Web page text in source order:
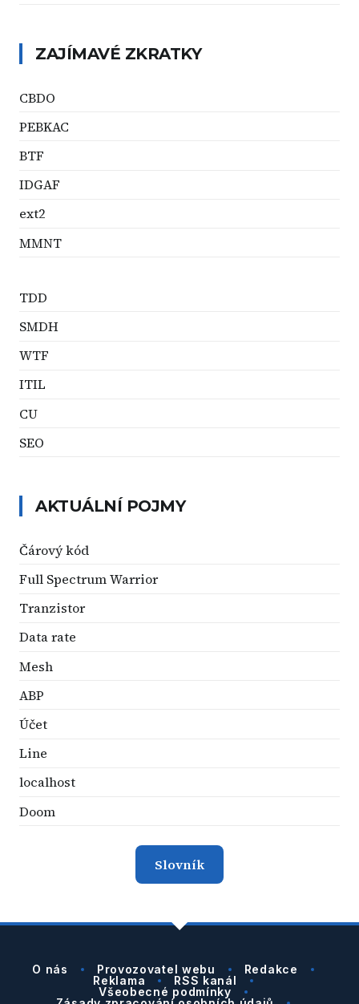
ZAJÍMAVÉ ZKRATKY
CBDO
PEBKAC
BTF
IDGAF
ext2
MMNT
TDD
SMDH
WTF
ITIL
CU
SEO
AKTUÁLNÍ POJMY
Čárový kód
Full Spectrum Warrior
Tranzistor
Data rate
Mesh
ABP
Účet
Line
localhost
Doom
Slovník
O nás Provozovatel webu
Redakce
Reklama
RSS kanál
Všeobecné podmínky